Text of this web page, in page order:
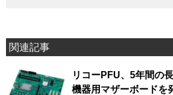
関連記事
リコーPFU、5年間の
機器用マザーボードを